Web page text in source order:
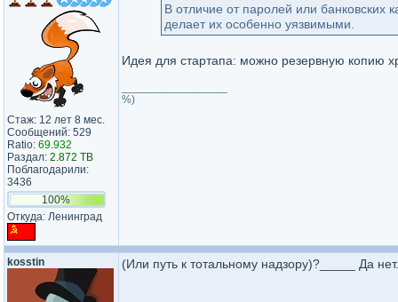
Стаж: 12 лет 8 мес.
Сообщений: 529
Ratio: 69.932
Раздал: 2.872 TB
Поблагодарили:
3436
100%
Откуда: Ленинград
В отличие от паролей или банковских
делает их особенно уязвимыми.
Идея для стартапа: можно резервную копию
%)
kosstin (Или путь к тотальному надзору)?_____ Да